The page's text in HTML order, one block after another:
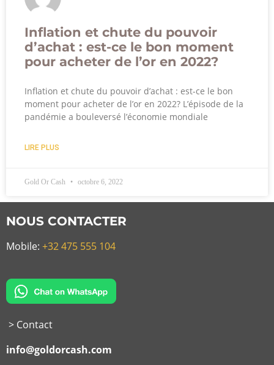
Inflation et chute du pouvoir
d’achat : est-ce le bon moment
pour acheter de l’or en 2022?
Inflation et chute du pouvoir d’achat : est-ce le bon
moment pour acheter de l’or en 2022? L’épisode de la
pandémie a bouleversé l’économie mondiale
LIRE PLUS
Gold Or Cash octobre 6, 2022
NOUS CONTACTER
Mobile: +32 475 555 104
> Contact
info@goldorcash.com